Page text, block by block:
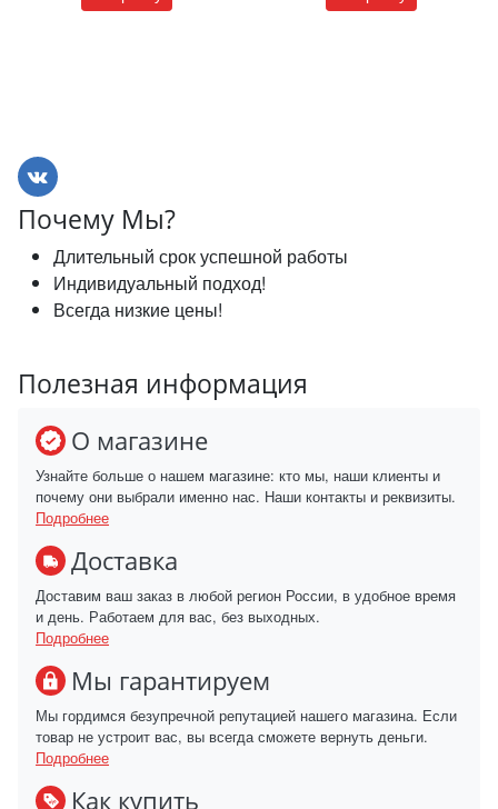
Почему Мы?
Длительный срок успешной работы
Индивидуальный подход!
Всегда низкие цены!
Полезная информация
О магазине
Узнайте больше о нашем магазине: кто мы, наши клиенты и
почему они выбрали именно нас. Наши контакты и реквизиты.
Подробнее
Доставка
Доставим ваш заказ в любой регион России, в удобное время
и день. Работаем для вас, без выходных.
Подробнее
Мы гарантируем
Мы гордимся безупречной репутацией нашего магазина. Если
товар не устроит вас, вы всегда сможете вернуть деньги.
Подробнее
Как купить